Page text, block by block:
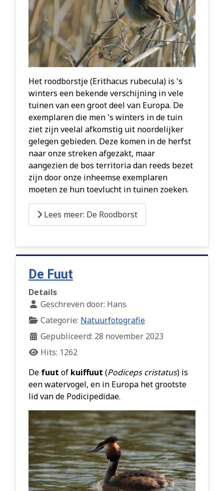
Het roodborstje (Erithacus rubecula) is 's
winters een bekende verschijning in vele
tuinen van een groot deel van Europa. De
exemplaren die men 's winters in de tuin
ziet zijn veelal afkomstig uit noordelijker
gelegen gebieden. Deze komen in de herfst
naar onze streken afgezakt, maar
aangezien de bos territoria dan reeds bezet
zijn door onze inheemse exemplaren
moeten ze hun toevlucht in tuinen zoeken.
Lees meer: De Roodborst
De Fuut
Details
Geschreven door: Hans
Categorie: Natuurfotografie
Gepubliceerd: 28 november 2023
Hits: 1262
De fuut of kuiffuut (Podiceps cristatus) is
eenwatervogel, en in Europa het grootste
lid van de Podicipedidae.